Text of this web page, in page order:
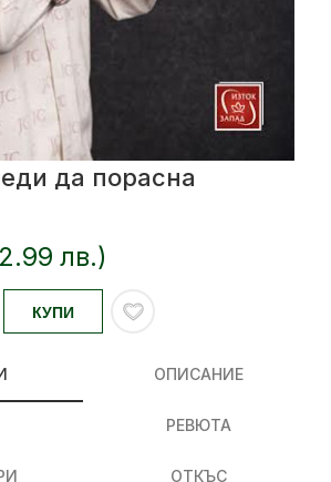
да порасна
лв.)
КУПИ
ОПИСАНИЕ
РЕВЮТА
ОТКЪС